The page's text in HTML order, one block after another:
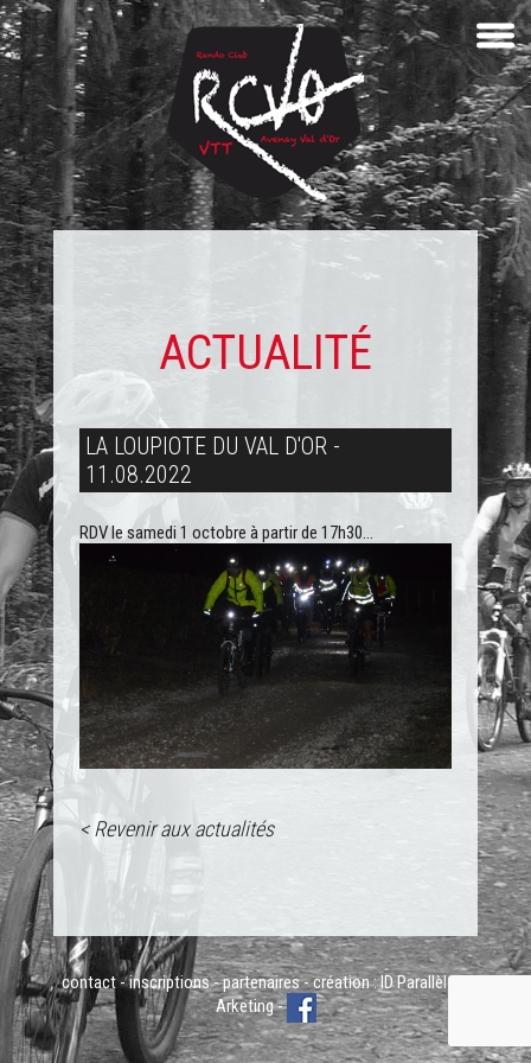
ACTUALITÉ
LA LOUPIOTE DU VAL D'OR -
11.08.2022
RDV le samedi 1 octobre à partir de 17h30…
< Revenir aux actualités
contact-inscriptions-partenaires- création :ID Parallèle&
Arketing-